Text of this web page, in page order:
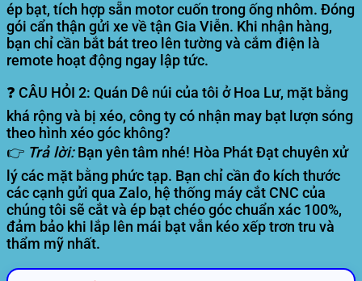
ép bạt, tích hợp sẵn motor cuốn trong ống nhôm. Đóng
gói cẩn thận gửi xe về tận Gia Viễn. Khi nhận hàng,
bạn chỉ cần bắt bát treo lên tường và cắm điện là
remote hoạt động ngay lập tức.
❓ CÂU HỎI 2: Quán Dê núi của tôi ở Hoa Lư, mặt bằng
khá rộng và bị xéo, công ty có nhận may bạt lượn sóng
theo hình xéo góc không?
👉 Trả lời:Bạn yên tâm nhé! Hòa Phát Đạt chuyên xử
lý các mặt bằng phức tạp. Bạn chỉ cần đo kích thước
các cạnh gửi qua Zalo, hệ thống máy cắt CNC của
chúng tôi sẽ cắt và ép bạt chéo góc chuẩn xác 100%,
đảm bảo khi lắp lên mái bạt vẫn kéo xếp trơn tru và
thẩm mỹ nhất.